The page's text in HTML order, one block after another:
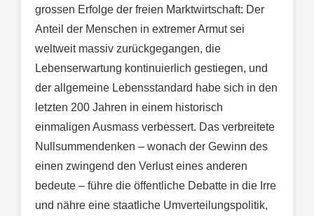
grossen Erfolge der freien Marktwirtschaft: Der
Anteil der Menschen in extremer Armut sei
weltweit massiv zurückgegangen, die
Lebenserwartung kontinuierlich gestiegen, und
der allgemeine Lebensstandard habe sich in den
letzten 200 Jahren in einem historisch
einmaligen Ausmass verbessert. Das verbreitete
Nullsummendenken – wonach der Gewinn des
einen zwingend den Verlust eines anderen
bedeute – führe die öffentliche Debatte in die Irre
und nähre eine staatliche Umverteilungspolitik,